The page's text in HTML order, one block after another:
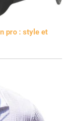
pro : style et